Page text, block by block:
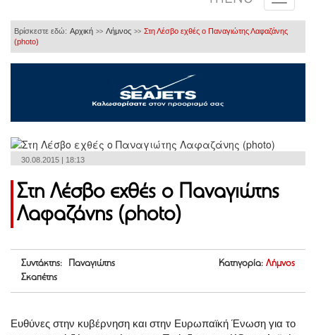
Βρίσκεστε εδώ: Αρχική >> Λήμνος >> Στη Λέσβο εχθές ο Παναγιώτης Λαφαζάνης
(photo)
30.08.2015 | 18:13
Στη Λέσβο εχθές ο Παναγιώτης
Λαφαζάνης (photo)
Συντάκτης: Παναγιώτης
Σκαπέτης
Κατηγορία: Λήμνος
Ευθύνες στην κυβέρνηση και στην Ευρωπαϊκή Ένωση για το